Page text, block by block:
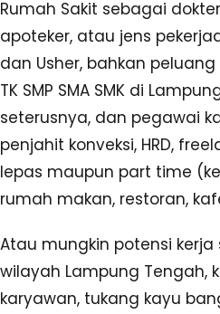
Rumah Sakit sebagai
apoteker, atau jens
dan Usher, bahkan peluang
TK SMP SMA SMK di
seterusnya, dan pegawai
penjahit konveksi, HRD,
lepas maupun part time
rumah makan, restoran,
Atau mungkin potensi
wilayah Lampung Tengah,
karyawan, tukang kayu